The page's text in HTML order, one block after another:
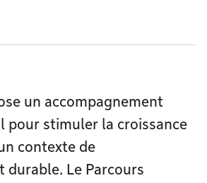
un accompagnement
pour stimuler la croissance
contexte de
durable. Le Parcours